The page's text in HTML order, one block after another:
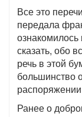
Все это
передала
сказать, обо
речь в этой
большинство
Ранее о